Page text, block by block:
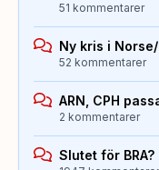
51 kommentarer
Ny kris i
52 kommentarer
ARN, CPH
2 kommentarer
Slutet för BRA?